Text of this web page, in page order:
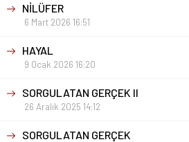
NİLÜFER
6 Mart 2026 16:51
HAYAL
9 Ocak 2026 16:20
SORGULATAN GERÇEK II
26 Aralık 2025 14:12
SORGULATAN GERÇEK